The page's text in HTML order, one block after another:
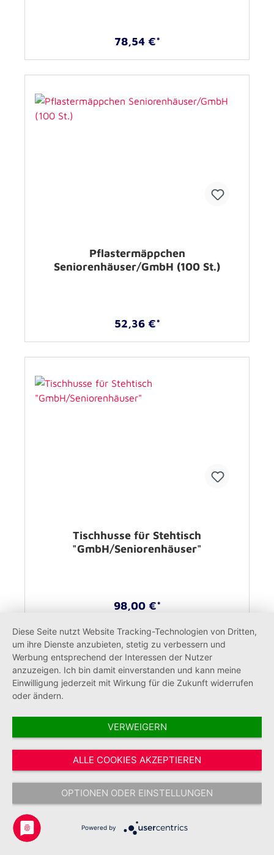
78,54 €*
Pflastermäppchen
Seniorenhäuser/GmbH (100 St.)
52,36 €*
Tischhusse für Stehtisch
"GmbH/Seniorenhäuser"
98,00 €*
Seniorenhäuser/GmbH (50 Stück)
Diese Seite nutzt Website Tracking-Technologien von Dritten,
um ihre Dienste anzubieten, stetig zu verbessern und
Werbung entsprechend der Interessen der Nutzer
anzuzeigen. Ich bin damit einverstanden und kann meine
Einwilligung jederzeit mit Wirkung für die Zukunft widerrufen
oder ändern.
VERWEIGERN
ALLE COOKIES AKZEPTIEREN
OPTIONEN ODER EINSTELLUNGEN
Powered by